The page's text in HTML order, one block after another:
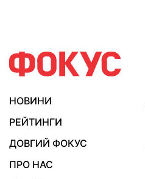
НОВИНИ
РЕЙТИНГИ
ДОВГИЙ ФОКУС
ПРО НАС